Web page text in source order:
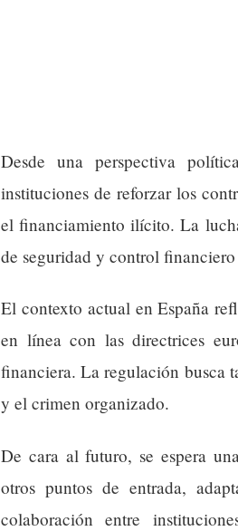
Desde una perspectiva
instituciones de reforzar los
el financiamiento ilícito. La
de seguridad y control
El contexto actual en España
en línea con las directrices
financiera. La regulación busca
y el crimen organizado.
De cara al futuro, se espera
otros puntos de entrada,
colaboración entre